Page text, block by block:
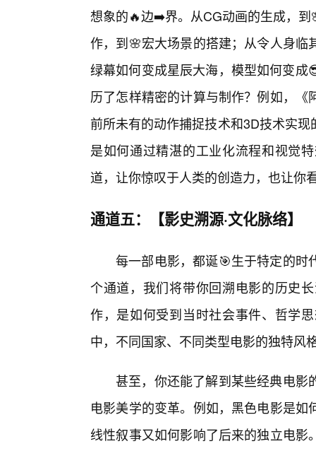
想象的🔥边➡️界。从CG动画的生成，
作，到🌸宏大场景的搭建；从令人身
绿幕如何变成星辰大海，模型如何变
历了怎样精密的计算与制作？例如，
前所未有的动作捕捉技术和3D技术实
是如何通过精湛的工业化流程和视觉
道，让你惊叹于人类的创造力，也让你
通道五：【影史溯源·文化脉络】
每一部电影，都诞🎯生于特定的时
个通道，我们将带你回溯电影的历史
作，是如何受到当时社会事件、哲学
中，不同国家、不同类型电影的独特风
甚至，你还能了解到某些经典电影
电影美学的变革。例如，黑色电影是
线性叙事又如何影响了后来的独立电